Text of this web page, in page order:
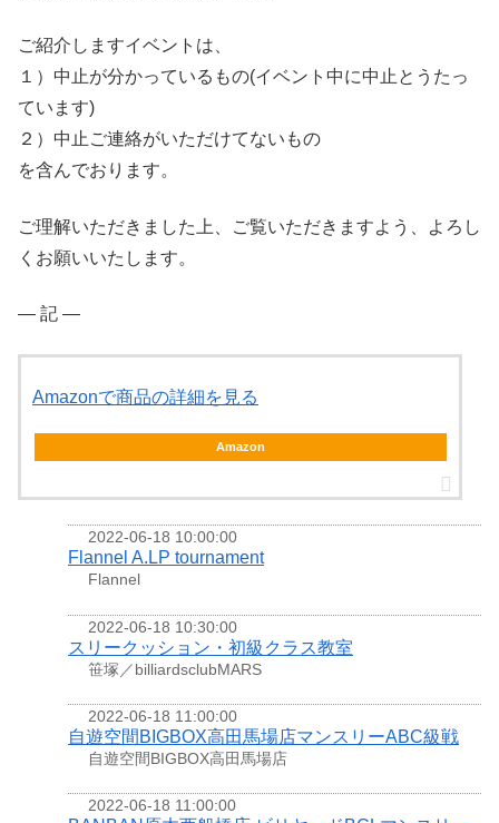
ご紹介しますイベントは、
１）中止が分かっているもの(イベント中に中止とうたっ
ています)
２）中止ご連絡がいただけてないもの
を含んでおります。
ご理解いただきました上、ご覧いただきますよう、よろし
くお願いいたします。
― 記 ―
Amazonで商品の詳細を見る
Amazon
2022-06-18 10:00:00
Flannel A.LP tournament
Flannel
2022-06-18 10:30:00
スリークッション・初級クラス教室
笹塚／billiardsclubMARS
2022-06-18 11:00:00
自遊空間BIGBOX高田馬場店マンスリーABC級戦
自遊空間BIGBOX高田馬場店
2022-06-18 11:00:00